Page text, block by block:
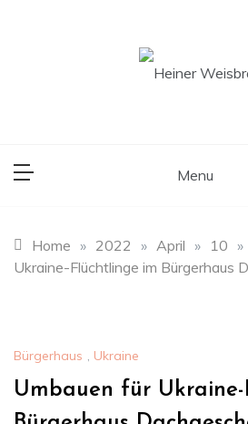
Menu
Home » 2022 » April » 10 »
Ukraine-Flüchtlinge im Bürgerhaus
Bürgerhaus , Ukraine
Umbauen für